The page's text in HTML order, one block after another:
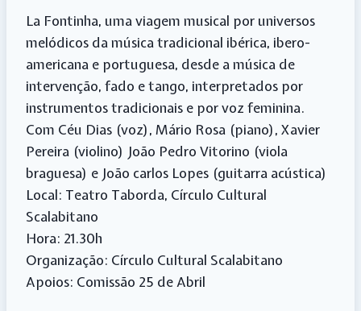
La Fontinha, uma viagem musical por universos
melódicos da música tradicional ibérica, ibero-
americana e portuguesa, desde a música de
intervenção, fado e tango, interpretados por
instrumentos tradicionais e por voz feminina.
Com Céu Dias (voz), Mário Rosa (piano), Xavier
Pereira (violino) João Pedro Vitorino (viola
braguesa) e João carlos Lopes (guitarra acústica)
Local: Teatro Taborda, Círculo Cultural
Scalabitano
Hora: 21.30h
Organização: Círculo Cultural Scalabitano
Apoios: Comissão 25 de Abril